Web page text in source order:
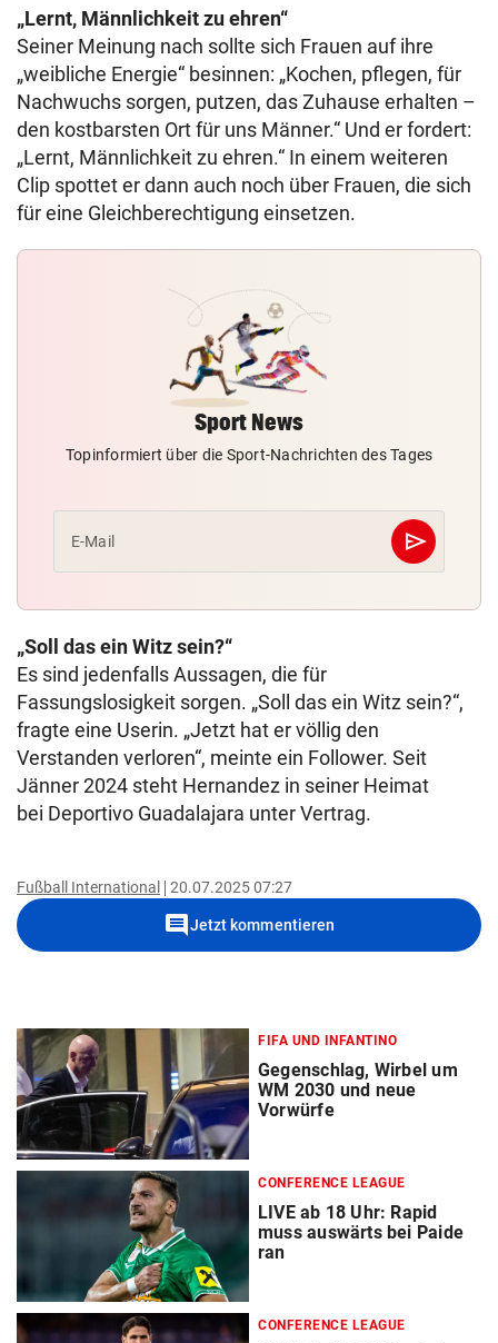
„Lernt, Männlichkeit zu ehren“
Seiner Meinung nach sollte sich Frauen auf ihre
„weibliche Energie“ besinnen: „Kochen, pflegen, für
Nachwuchs sorgen, putzen, das Zuhause erhalten –
den kostbarsten Ort für uns Männer.“ Und er fordert:
„Lernt, Männlichkeit zu ehren.“ In einem weiteren
Clip spottet er dann auch noch über Frauen, die sich
für eine Gleichberechtigung einsetzen.
Sport News
Topinformiert über die Sport-Nachrichten des Tages
E-Mail send
Abschicken
„Soll das ein Witz sein?“
Es sind jedenfalls Aussagen, die für
Fassungslosigkeit sorgen. „Soll das ein Witz sein?“,
fragte eine Userin. „Jetzt hat er völlig den
Verstanden verloren“, meinte ein Follower. Seit
Jänner 2024 steht Hernandez in seiner Heimat
bei Deportivo Guadalajara unter Vertrag.
Fußball International 20.07.2025 07:27
commentJetzt kommentieren
FIFA UND INFANTINO
Gegenschlag, Wirbel um
WM 2030 und neue
Vorwürfe
CONFERENCE LEAGUE
LIVE ab 18 Uhr: Rapid
muss auswärts bei Paide
ran
CONFERENCE LEAGUE